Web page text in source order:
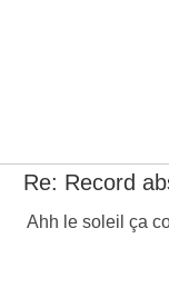
Re: Record
Ahh le soleil ça